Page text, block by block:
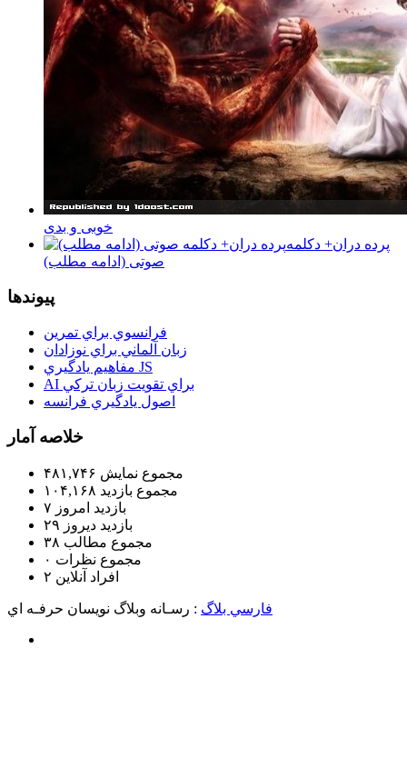
خوبی و بدی
پرده دران+ دکلمه
صوتی (ادامه مطلب)
پيوندها
فرانسوي براي تمرين
زبان آلماني براي نوزادان
مفاهيم يادگيري JS
AI براي تقويت زبان تركي
اصول يادگيري فرانسه
خلاصه آمار
مجموع نمایش‌ ۴۸۱,۷۴۶
مجموع بازدید ۱۰۴,۱۶۸
بازدید امروز ۷
بازدید دیروز ۲۹
مجموع مطالب ۳۸
مجموع نظرات ۰
افراد آنلاین ۲
فارسي بلاگ : رسـانه وبلاگ نويسان حرفـه اي